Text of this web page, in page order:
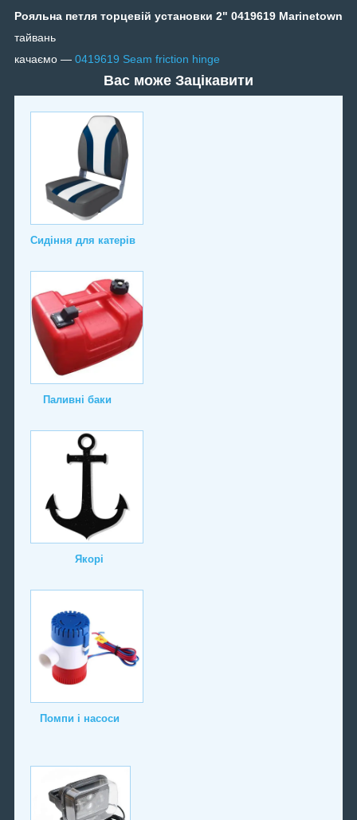
Рояльна петля торцевій установки 2" 0419619 Marinetown
тайвань
качаємо — 0419619 Seam friction hinge
Вас може Зацікавити
Сидіння для катерів
Паливні баки
Якорі
Помпи і насоси